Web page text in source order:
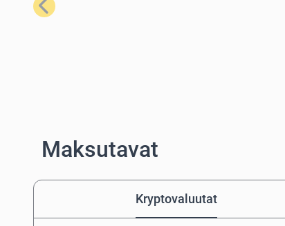
Edellinen
Maksutavat
Kryptovaluutat